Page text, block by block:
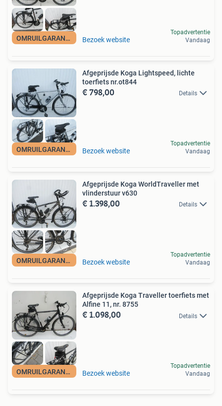
OMRUILGARANTIE Bezoek website
Topadvertentie
Vandaag
OMRUILGARANTIE
Afgeprijsde Koga Lightspeed, lichte
toerfiets nr.ot844
€ 798,00 Details
Bezoek website
Topadvertentie
Vandaag
OMRUILGARANTIE
Afgeprijsde Koga WorldTraveller met
vlinderstuur v630
€ 1.398,00 Details
Bezoek website
Topadvertentie
Vandaag
OMRUILGARANTIE
Afgeprijsde Koga Traveller toerfiets met
Alfine 11, nr. 8755
€ 1.098,00 Details
Bezoek website
Topadvertentie
Vandaag